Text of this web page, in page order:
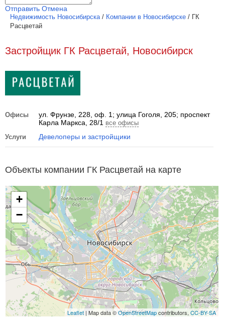
Отправить Отмена
Недвижимость Новосибирска/ Компании в Новосибирске / ГК
Расцветай
Застройщик ГК Расцветай, Новосибирск
Офисы
ул. Фрунзе, 228, оф. 1; улица Гоголя, 205; проспект
Карла Маркса, 28/1 все офисы
Услуги
Девелоперы и застройщики
Объекты компании ГК Расцветай на карте
+
−
Leaflet| Map data ©OpenStreetMapcontributors, CC-BY-SA